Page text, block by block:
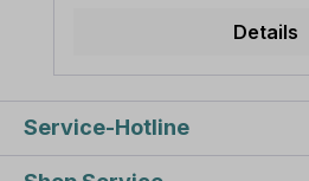
anderen Personen oder
ankommt. Ausführung
Artikels: Bargeldlose
als Aufkleber,
Türaufkleber:
Details
Service-Hotline